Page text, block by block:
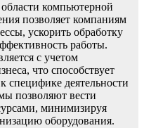
компьютерной
позволяет компаниям
ускорить обработку
работы.
с учетом
что способствует
специфике деятельности
позволяют вести
минимизируя
оборудования.